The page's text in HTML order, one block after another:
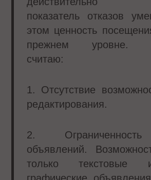
показатель отказов
этом ценность
прежнем уровне.
считаю:
1. Отсутствие
редактирования.
2.
объявлений.
только текстовые
графические